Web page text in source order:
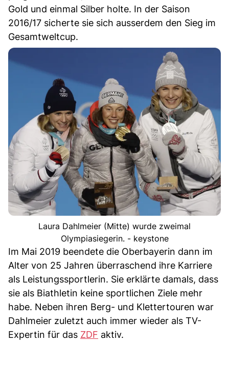
Gold und einmal Silber holte. In der Saison
2016/17 sicherte sie sich ausserdem den Sieg im
Gesamtweltcup.
Laura Dahlmeier (Mitte) wurde zweimal
Olympiasiegerin. - keystone
Im Mai 2019 beendete die Oberbayerin dann im
Alter von 25 Jahren überraschend ihre Karriere
als Leistungssportlerin. Sie erklärte damals, dass
sie als Biathletin keine sportlichen Ziele mehr
habe. Neben ihren Berg- und Klettertouren war
Dahlmeier zuletzt auch immer wieder als TV-
Expertin für das ZDF aktiv.